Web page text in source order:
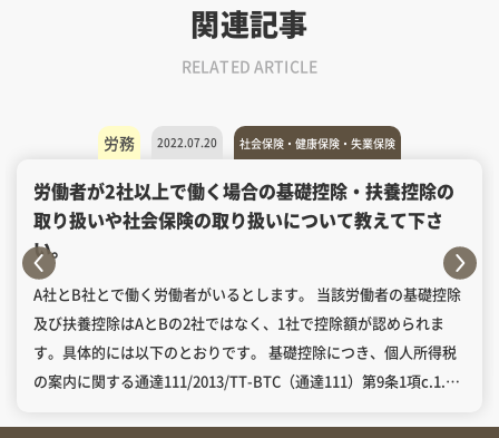
関連記事
RELATED ARTICLE
労務 2022.07.20 社会保険・健康保険・失業保険
労働者が2社以上で働く場合の基礎控除・扶養控除の
取り扱いや社会保険の取り扱いについて教えて下さ
い。
A社とB社とで働く労働者がいるとします。 当該労働者の基礎控除
及び扶養控除はAとBの2社ではなく、1社で控除額が認められま
す。具体的には以下のとおりです。 基礎控除につき、個人所得税
の案内に関する通達111/2013/TT-BTC（通達111）第9条1項c.1.1